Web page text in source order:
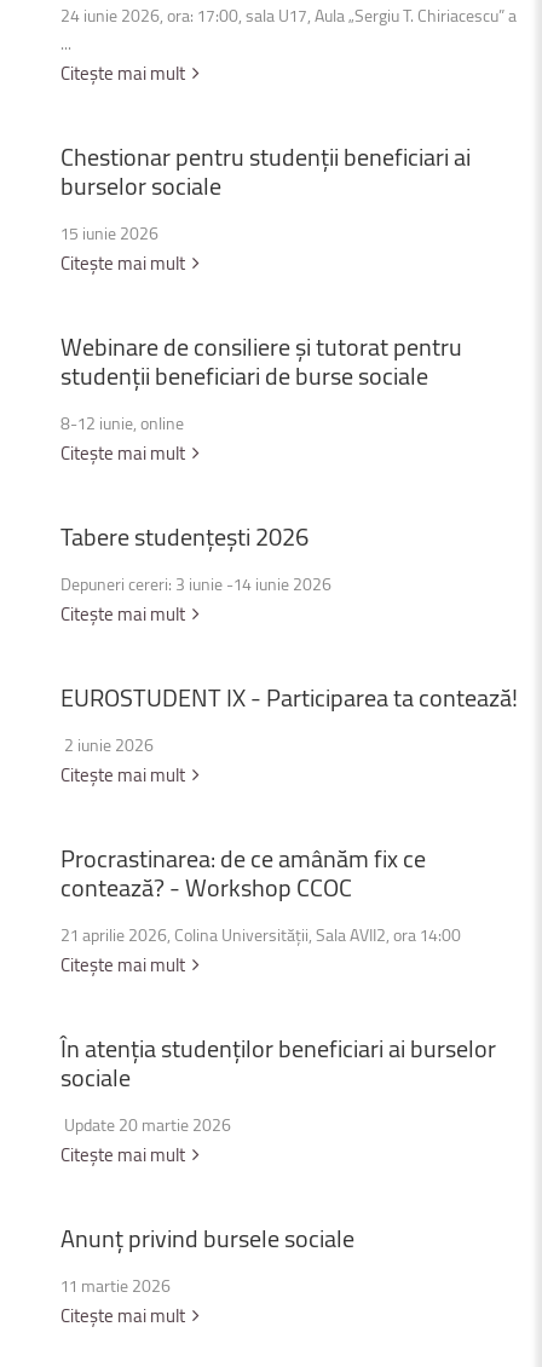
24 iunie 2026, ora: 17:00, sala U17, Aula „Sergiu T. Chiriacescu” a
...
Citește mai mult
Chestionarpentrustudențiibeneficiariai
burselorsociale
15 iunie 2026
Citește mai mult
Webinaredeconsiliereșitutoratpentru
studențiibeneficiaridebursesociale
8-12 iunie, online
Citește mai mult
Taberestudențești2026
Depuneri cereri: 3 iunie -14 iunie 2026
Citește mai mult
EUROSTUDENTIX-Participareatacontează!
2 iunie 2026
Citește mai mult
Procrastinarea:deceamânămfixce
contează?-WorkshopCCOC
21 aprilie 2026, Colina Universității, Sala AVII2, ora 14:00
Citește mai mult
Înatențiastudențilorbeneficiariaiburselor
sociale
Update 20 martie 2026
Citește mai mult
Anunțprivindburselesociale
11 martie 2026
Citește mai mult